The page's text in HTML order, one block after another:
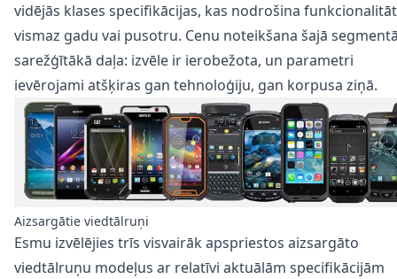
vidējās klases specifikācijas, kas nodrošina
vismaz gadu vai pusotru. Cenu noteikšana šajā
sarežģītākā daļa: izvēle ir ierobežota, un parametri
ievērojami atšķiras gan tehnoloģiju, gan korpusa ziņā.
Aizsargātie viedtālruņi
Esmu izvēlējies trīs visvairāk apspriestos aizsargāto
viedtālruņu modeļus ar relatīvi aktuālām specifikācijām